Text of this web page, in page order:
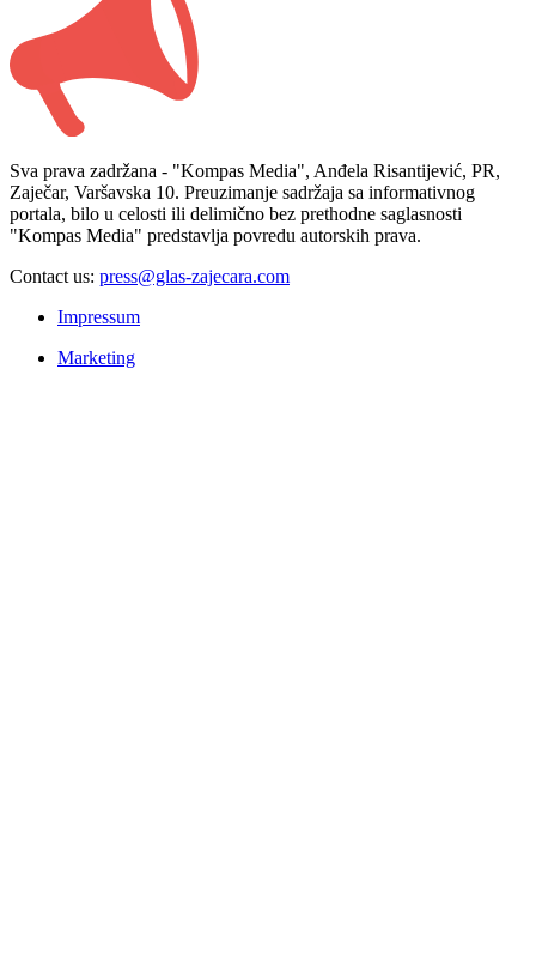
Sva prava zadržana - "Kompas Media", Anđela Risantijević, PR,
Zaječar, Varšavska 10. Preuzimanje sadržaja sa informativnog
portala, bilo u celosti ili delimično bez prethodne saglasnosti
"Kompas Media" predstavlja povredu autorskih prava.
Contact us: press@glas-zajecara.com
Impressum
Marketing